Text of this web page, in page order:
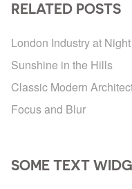
RELATED POSTS
London Industry at Night
Sunshine in the Hills
Classic Modern
Focus and Blur
SOME TEXT